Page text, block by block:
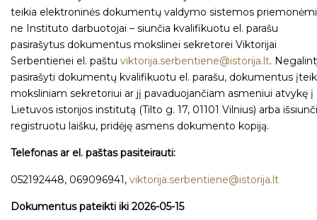
teikia elektroninės dokumentų valdymo sistemos
ne Instituto darbuotojai – siunčia kvalifikuotu el. parašu
pasirašytus dokumentus mokslinei sekretorei Viktorijai
Serbentienei el. paštu viktorija.serbentiene@istorija.lt.
pasirašyti dokumentų kvalifikuotu el. parašu, dokumentus
moksliniam sekretoriui ar jį pavaduojančiam asmeniui atvykę į
Lietuvos istorijos institutą (Tilto g. 17, 01101 Vilnius) arba
registruotu laišku, pridėję asmens dokumento kopiją.
Telefonas ar el. paštas pasiteirauti:
052192448, 069096941, viktorija.serbentiene@istorija.lt
Dokumentus pateikti iki 2026-05-15